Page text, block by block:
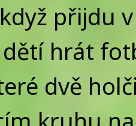
přijdu
hrát
dvě